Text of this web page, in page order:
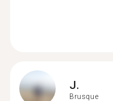
J.
Brusque